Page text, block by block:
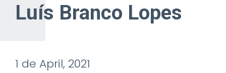
Luís Branco Lopes
1 de April, 2021